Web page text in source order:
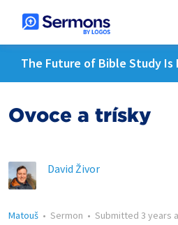
The Future of Bible Study Is
Ovoce a třísky
David Živor
Matouš • Sermon • Submitted 3 years